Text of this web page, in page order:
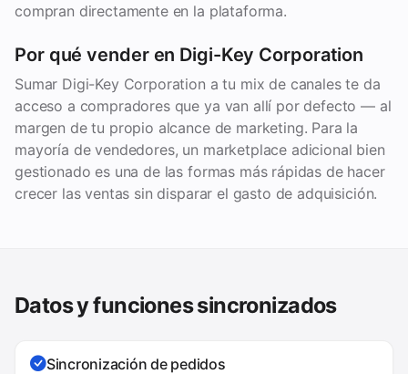
compran directamente en la plataforma.
Por qué vender en Digi-Key Corporation
Sumar Digi-Key Corporation a tu mix de canales te da
acceso a compradores que ya van allí por defecto — al
margen de tu propio alcance de marketing. Para la
mayoría de vendedores, un marketplace adicional bien
gestionado es una de las formas más rápidas de hacer
crecer las ventas sin disparar el gasto de adquisición.
Datos y funciones sincronizados
Sincronización de pedidos